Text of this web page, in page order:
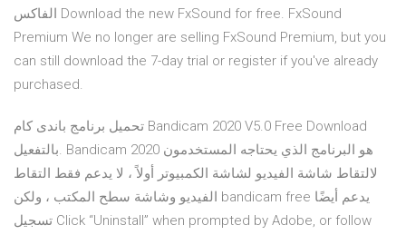
الفاكس Download the new FxSound for free. FxSound
Premium We no longer are selling FxSound Premium, but you
can still download the 7-day trial or register if you've already
purchased.
تحميل برنامج باندى كام Bandicam 2020 V5.0 Free Download
بالتفعيل. Bandicam 2020 هو البرنامج الذي يحتاجه المستخدمون
لالتقاط شاشة الفيديو لشاشة الكمبيوتر أولاً ، لا يدعم فقط التقاط
الفيديو وشاشة سطح المكتب ، ولكن bandicam free يدعم أيضًا
تسجيل Click “Uninstall” when prompted by Adobe, or follow